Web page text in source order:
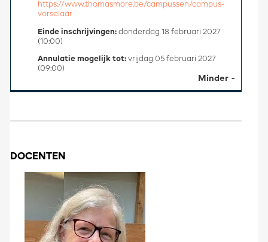
Minder
https://www.thomasmore.be/campussen/campus-
vorselaar
Einde inschrijvingen: donderdag 18 februari 2027
(10:00)
Annulatie mogelijk tot: vrijdag 05 februari 2027
(09:00)
DOCENTEN